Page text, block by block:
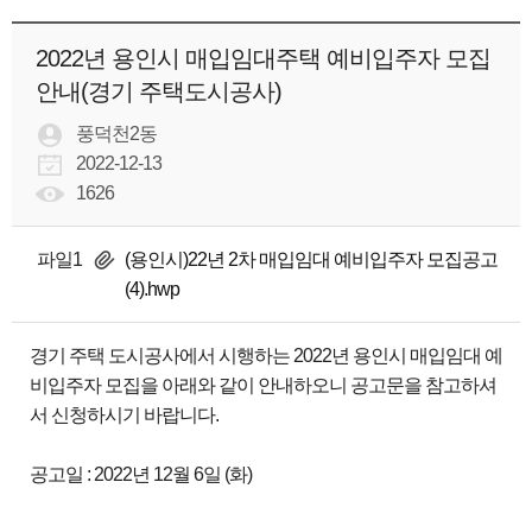
청
2022년 용인시 매입임대주택 예비입주자 모집
안내(경기 주택도시공사)
풍덕천2동
2022-12-13
1626
파일1
(용인시)22년 2차 매입임대 예비입주자 모집공고
(4).hwp
경기 주택 도시공사에서 시행하는 2022년 용인시 매입임대 예
비입주자 모집을 아래와 같이 안내하오니 공고문을 참고하셔
서 신청하시기 바랍니다.
공고일 : 2022년 12월 6일 (화)